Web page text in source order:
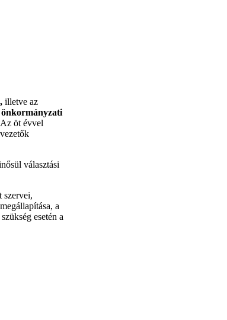
illetve az
önkormányzati
Az öt évvel
választási
szervei,
a
esetén a